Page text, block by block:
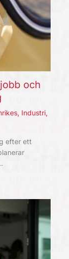
och
, Industri,
efter ett